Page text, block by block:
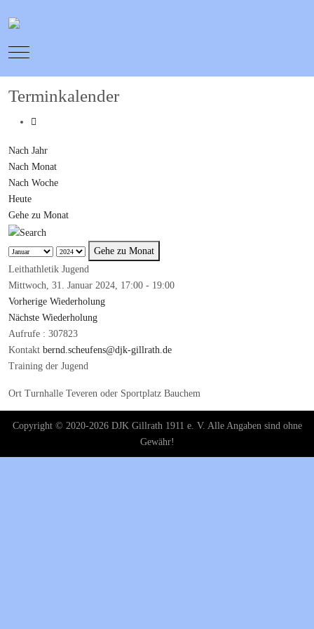
Mobile Menu Toggle
Terminkalender
Nach Jahr
Nach Monat
Nach Woche
Heute
Gehe zu Monat
Gehe zu Monat
Leithathletik Jugend
Mittwoch, 31. Januar 2024, 17:00 - 19:00
Vorherige Wiederholung
Nächste Wiederholung
Aufrufe : 307823
Kontakt bernd.scheufens@djk-gillrath.de
Training der Jugend
Ort Turnhalle Teveren oder Sportplatz Bauchem
Copyright © 2020-2026 DJK Gillrath 1911 e. V. Alle Angaben sind ohne
Gewähr!